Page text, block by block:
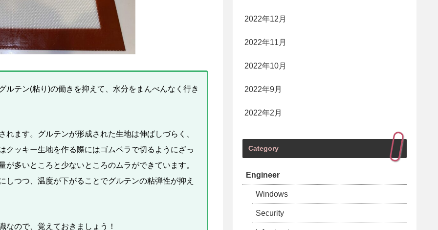
テン(粘り)の働きを抑えて、水分をまんべんなく行き
ます。グルテンが形成された生地は伸ばしづらく、
クッキー生地を作る際にはゴムベラで切るようにざっ
多いところと少ないところのムラができています。
つつ、温度が下がることでグルテンの粘弾性が抑え
なので、覚えておきましょう！
2022年12月
2022年11月
2022年10月
2022年9月
2022年2月
Category
Engineer
Windows
Security